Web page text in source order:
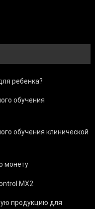
ребенка?
обучения
обучения клинической
монету
MX2
продукцию для